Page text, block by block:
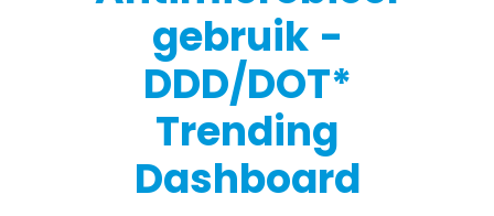
gebruik -
DDD/DOT*
Trending
Dashboard